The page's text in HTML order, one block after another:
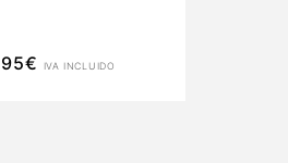
€ IVA INCLUIDO